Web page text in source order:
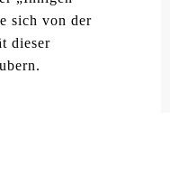
sich von der
dieser